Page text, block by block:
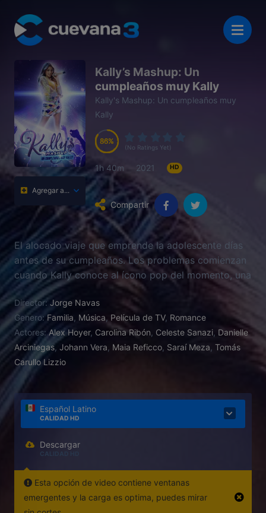
Agregar a...
Kally’s Mashup: Un
cumpleaños muy Kally
Kally's Mashup: Un cumpleaños muy
Kally
86
86
86
86
(No Ratings Yet)
1h 40m 2021 HD
Compartir
El alocado viaje que emprende la adolescente días
antes de su cumpleaños. Los problemas comienzan
cuando Kally conoce al ícono pop del momento, una
estrella que todo lo que tiene de exitoso también lo
tiene de seductor, pero Dante no está dispuesto a
perderla tan fácilmente. Mientras está pasando el
mejor momento de su vida, Kally deberá decidir qué
hacer con su carrera y su corazón.
Director: Jorge Navas
Genero: Familia, Música, Película de TV, Romance
Actores: Alex Hoyer, Carolina Ribón Celeste Sanazi Danielle
Arciniegas, Johann Vera, Maia Reficco, Saraí Meza, Tomás
Carullo Lizzio
Español Latino
CALIDAD HD
Descargar
CALIDAD HD
Esta opción de video contiene ventanas
emergentes y la carga es optima, puedes mirar